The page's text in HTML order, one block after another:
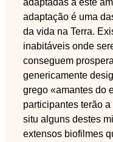
adaptação é uma
da vida na Terra.
inabitáveis onde
conseguem
genericamente
grego «amantes do
participantes terão
situ alguns destes
extensos biofilmes